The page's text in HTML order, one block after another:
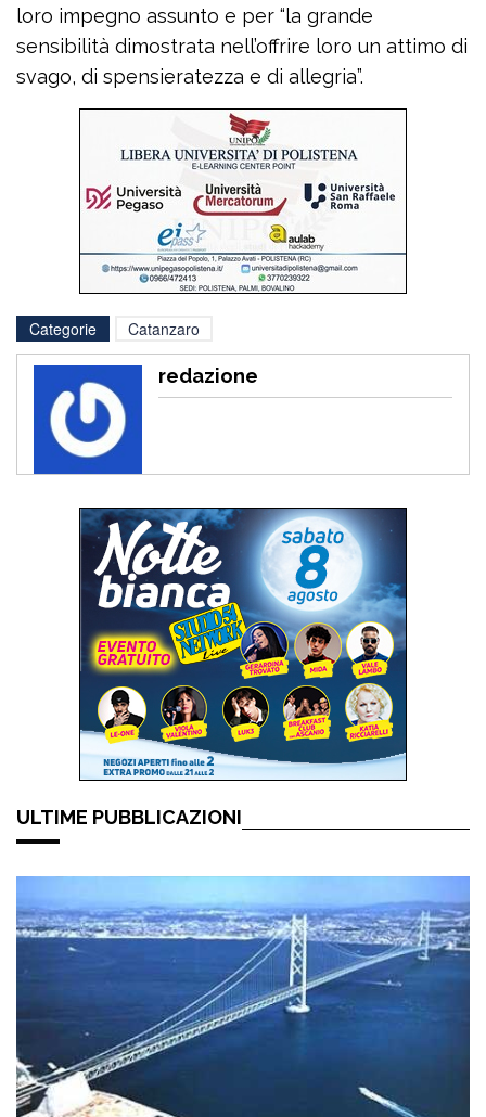
loro impegno assunto e per “la grande
sensibilità dimostrata nell’offrire loro un attimo di
svago, di spensieratezza e di allegria”.
Categorie Catanzaro
redazione
ULTIME PUBBLICAZIONI